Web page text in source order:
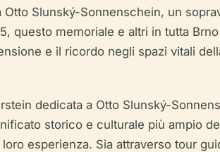
Slunský-Sonnenschein, un
questo memoriale e altri in tutta
e il ricordo negli spazi vitali
dedicata a Otto Slunský-
storico e culturale più ampio
esperienza. Sia attraverso tour